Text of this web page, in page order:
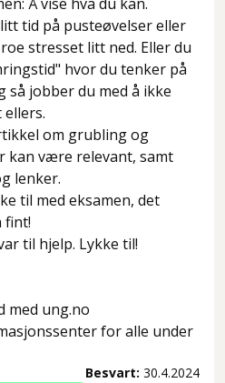
tid på pusteøvelser eller
stresset litt ned. Eller du
hvor du tenker på
så jobber du med å ikke
ellers.
om grubling og
kan være relevant, samt
lenker.
til med eksamen, det
fint!
til hjelp. Lykke til!
med ung.no
for alle under
Besvart: 30.4.2024